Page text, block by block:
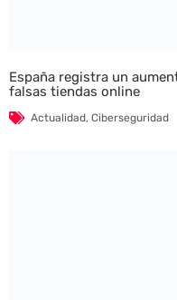
España registra un
falsas tiendas online
Actualidad, Ciberseguridad